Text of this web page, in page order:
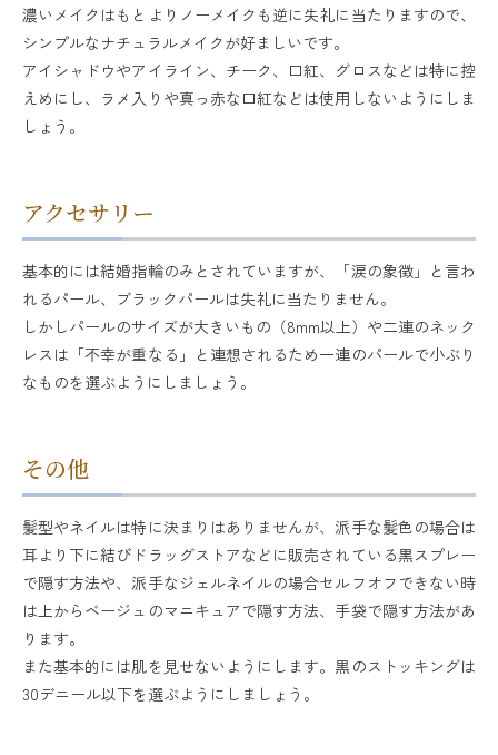
濃いメイクはもとよりノーメイクも逆に失礼に当たりますので、
シンプルなナチュラルメイクが好ましいです。
アイシャドウやアイライン、チーク、口紅、グロスなどは特に控
えめにし、ラメ入りや真っ赤な口紅などは使用しないようにしま
しょう。
アクセサリー
基本的には結婚指輪のみとされていますが、「涙の象徴」と言わ
れるパール、ブラックパールは失礼に当たりません。
しかしパールのサイズが大きいもの（8mm以上）や二連のネック
レスは「不幸が重なる」と連想されるため一連のパールで小ぶり
なものを選ぶようにしましょう。
その他
髪型やネイルは特に決まりはありませんが、派手な髪色の場合は
耳より下に結びドラッグストアなどに販売されている黒スプレー
で隠す方法や、派手なジェルネイルの場合セルフオフできない時
は上からベージュのマニキュアで隠す方法、手袋で隠す方法があ
ります。
また基本的には肌を見せないようにします。黒のストッキングは
30デニール以下を選ぶようにしましょう。